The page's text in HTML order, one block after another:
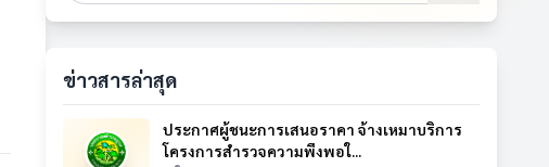
ข่าวสารล่าสุด
ประกาศผู้ชนะการเสนอราคา จ้างเหมาบริการ
โครงการสำรวจความพึงพอใ...